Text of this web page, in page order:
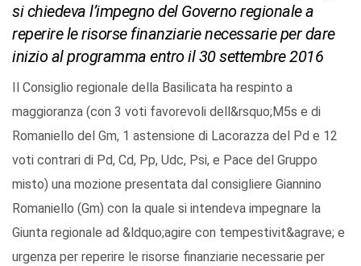
si chiedeva l’impegno del Governo regionale a
reperire le risorse finanziarie necessarie per dare
inizio al programma entro il 30 settembre 2016
Il Consiglio regionale della Basilicata ha respinto a
maggioranza (con 3 voti favorevoli dell&rsquo;M5s e di
Romaniello del Gm, 1 astensione di Lacorazza del Pd e 12
voti contrari di Pd, Cd, Pp, Udc, Psi, e Pace del Gruppo
misto) una mozione presentata dal consigliere Giannino
Romaniello (Gm) con la quale si intendeva impegnare la
Giunta regionale ad &ldquo;agire con tempestivit&agrave; e
urgenza per reperire le risorse finanziarie necessarie per